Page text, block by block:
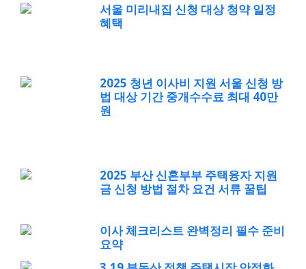
서울 미리내집 신청 대상 청약 일정
혜택
2025 청년 이사비 지원 서울 신청 방
법 대상 기간 중개수수료 최대 40만
원
2025 부산 신혼부부 주택융자 지원
금 신청 방법 절차 요건 서류 꿀팁
이사 체크리스트 완벽정리 필수 준비
요약